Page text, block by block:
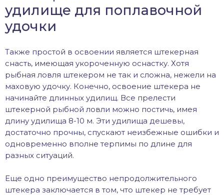
удилище для поплавочной
удочки
Также простой в освоении является штекерная
снасть, имеющая укороченную оснастку. Хотя
рыбная ловля штекером не так и сложна, нежели на
маховую удочку. Конечно, освоение штекера не
начинайте длинных удилищ. Все прелести
штекерной рыбной ловли можно постичь, имея
длину удилища 8-10 м. Эти удилища дешевы,
достаточно прочны, спускают неизбежные ошибки и
одновременно вполне терпимы по длине для
разных ситуаций.
Еще одно преимущество непродолжительного
штекера заключается в том, что штекер не требует